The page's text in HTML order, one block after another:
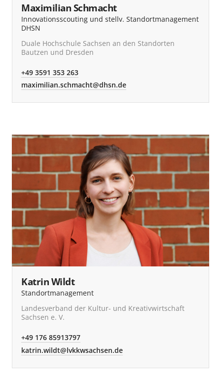
Maximilian Schmacht
Innovationsscouting und stellv. Standortmanagement
DHSN
Duale Hochschule Sachsen an den Standorten
Bautzen und Dresden
+49 3591 353 263
maximilian.schmacht@dhsn.de
Katrin Wildt
Standortmanagement
Landesverband der Kultur- und Kreativwirtschaft
Sachsen e. V.
+49 176 85913797
katrin.wildt@lvkkwsachsen.de